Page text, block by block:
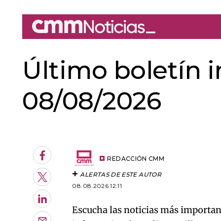
Último boletín
08/08/2026
Facebook
Twitter
LinkedIn
REDACCIÓN CMM
ALERTAS DE ESTE AUTOR
08.08.2026 12:11
Escucha las noticias más